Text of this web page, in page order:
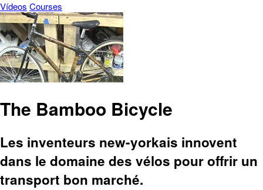
Vídeos Courses
The Bamboo Bicycle
Les inventeurs new-yorkais innovent
dans le domaine des vélos pour offrir un
transport bon marché.